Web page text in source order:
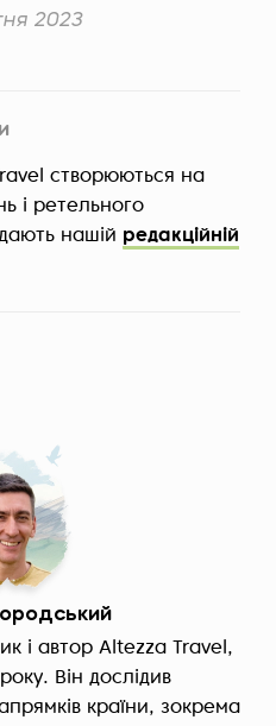
2023
створюються на
і ретельного
нашій редакційній
і автор Altezza Travel,
Він дослідив
країни, зокрема